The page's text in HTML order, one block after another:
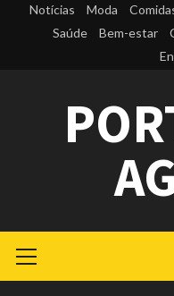
Notícias Moda
Saúde
Bem-estar
Menu